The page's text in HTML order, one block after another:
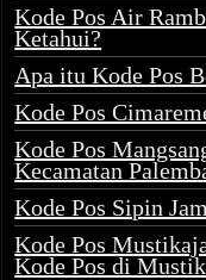
Kode Pos Air
Ketahui?
Apa itu Kode Pos
Kode Pos
Kode Pos
Kecamatan
Kode Pos Sipin
Kode Pos
Kode Pos di